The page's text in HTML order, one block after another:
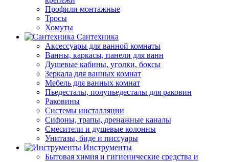
Профили монтажные
Тросы
Хомуты
Сантехника
Аксессуары для ванной комнаты
Ванны, каркасы, панели для ванн
Душевые кабины, уголки, боксы
Зеркала для ванных комнат
Мебель для ванных комнат
Пьедесталы, полупьедесталы для раковин
Раковины
Системы инсталляции
Сифоны, трапы, дренажные каналы
Смесители и душевые колонны
Унитазы, биде и писсуары
Инструменты
Бытовая химия и гигиенические средства и